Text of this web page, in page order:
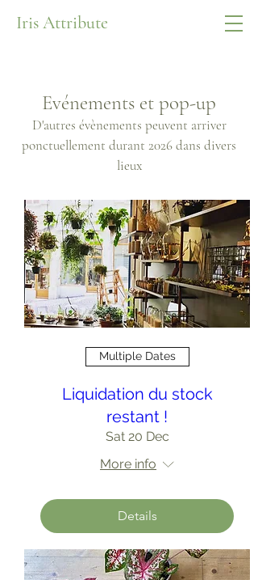
Iris Attribute
Evénements et pop-up
D'autres évènements peuvent arriver
ponctuellement durant 2026 dans divers
lieux
Multiple Dates
Liquidation du stock
restant !
Sat 20 Dec
More info
Details